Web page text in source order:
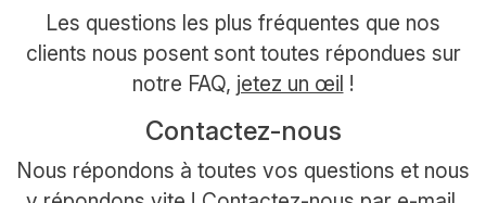
Les questions les plus fréquentes que nos
clients nous posent sont toutes répondues sur
notre FAQ, jetez un œil !
Contactez-nous
Nous répondons à toutes vos questions et nous